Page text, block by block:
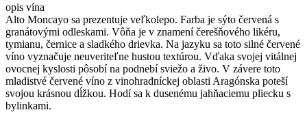
opis vína
Alto Moncayo sa prezentuje veľkolepo. Farba je sýto červená s
granátovými odleskami. Vôňa je v znamení čerešňového likéru,
tymianu, černice a sladkého drievka. Na jazyku sa toto silné červené
víno vyznačuje neuveriteľne hustou textúrou. Vďaka svojej vitálnej
ovocnej kyslosti pôsobí na podnebí sviežo a živo. V závere toto
mladistvé červené víno z vinohradníckej oblasti Aragónska poteší
svojou krásnou dĺžkou. Hodí sa k dusenému jahňaciemu pliecku s
bylinkami.